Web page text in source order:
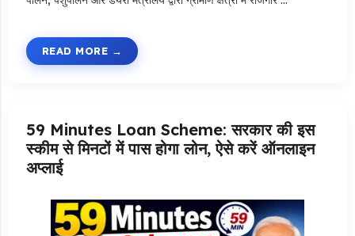
READ MORE
59 Minutes Loan Scheme: सरकार की इस
स्कीम से मिनटों में पास होगा लोन, ऐसे करें ऑनलाइन
अप्लाई